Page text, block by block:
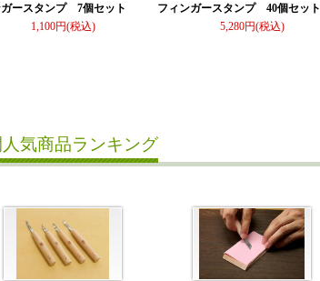
ガースタンプ 7個セット
1,100
フィンガースタンプ 40個セット
5,280
人気商品ランキング